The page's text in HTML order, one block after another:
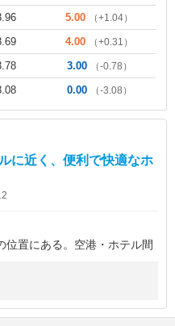
5.00 （+1.04）
4.00 （+0.31）
3.00 （-0.78）
0.00 （-3.08）
に近く、便利で快適なホ
置にある。空港・ホテル間
42平米と広く、キッチンは